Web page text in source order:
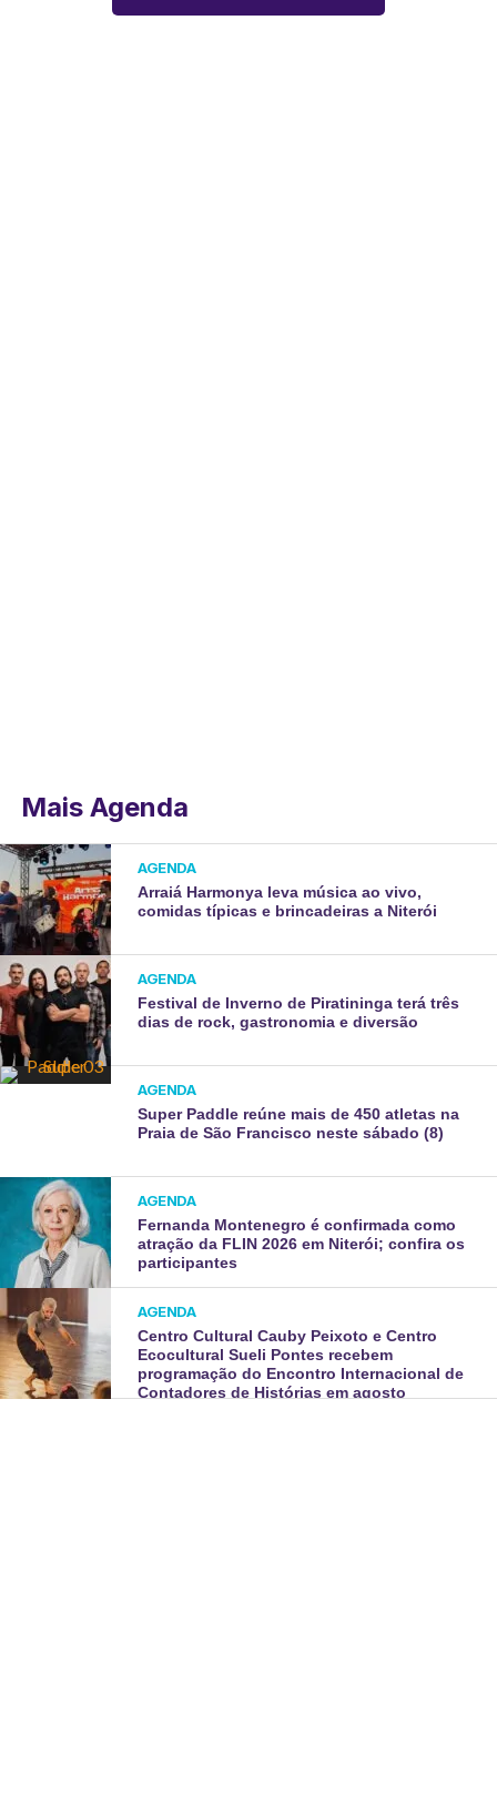
Mais Agenda
AGENDA
Arraiá Harmonya leva música ao vivo,
comidas típicas e brincadeiras a Niterói
AGENDA
Festival de Inverno de Piratininga terá três
dias de rock, gastronomia e diversão
AGENDA
Super Paddle reúne mais de 450 atletas na
Praia de São Francisco neste sábado (8)
AGENDA
Fernanda Montenegro é confirmada como
atração da FLIN 2026 em Niterói; confira os
participantes
AGENDA
Centro Cultural Cauby Peixoto e Centro
Ecocultural Sueli Pontes recebem
programação do Encontro Internacional de
Contadores de Histórias em agosto